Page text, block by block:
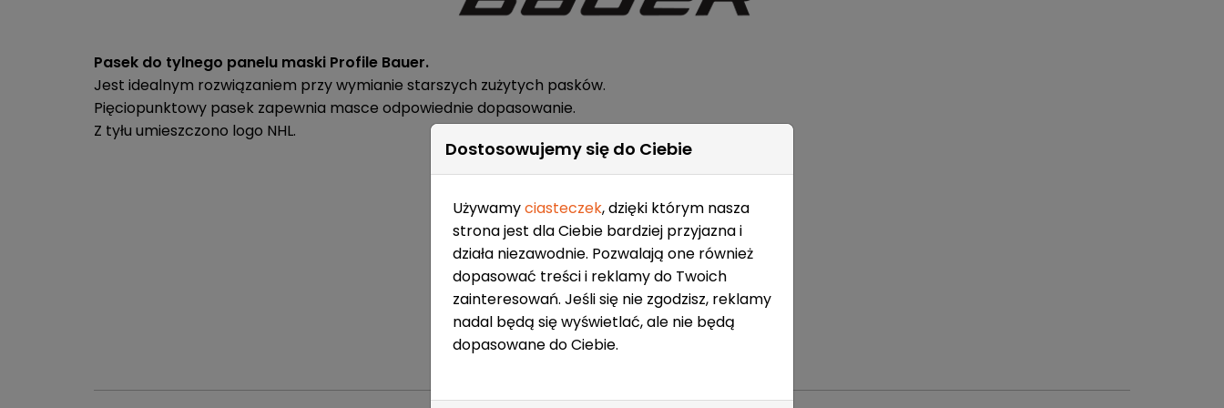
Pasek do tylnego panelu maski Profile Bauer.
Jest idealnym rozwiązaniem przy wymianie starszych zużytych pasków.
Pięciopunktowy pasek zapewnia masce odpowiednie dopasowanie.
Z tyłu umieszczono logo NHL.
Dostosowujemy się do Ciebie
Używamyciasteczek, dzięki którym nasza
strona jest dla Ciebie bardziej przyjazna i
działa niezawodnie. Pozwalają one również
dopasować treści i reklamy do Twoich
zainteresowań. Jeśli się nie zgodzisz, reklamy
nadal będą się wyświetlać, ale nie będą
dopasowane do Ciebie.